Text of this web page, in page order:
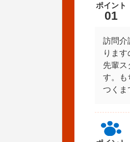
ポイント
01
訪問介
ります
先輩ス
す。も
つくま